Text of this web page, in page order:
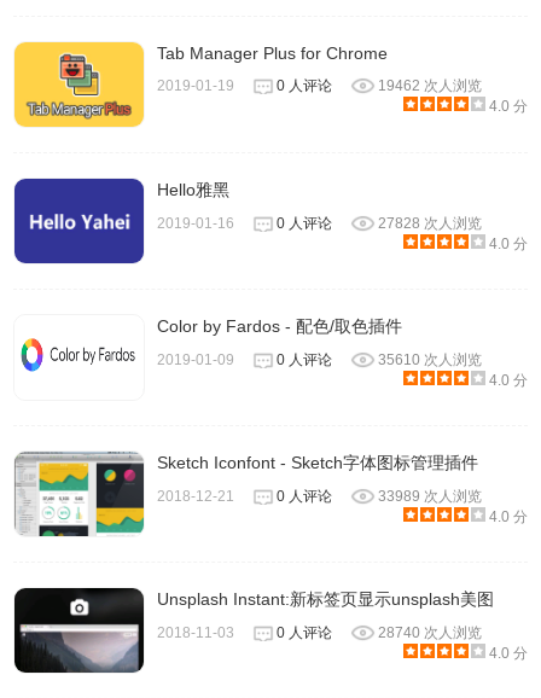
Tab Manager Plus for Chrome
2019-01-19 0 人评论
19462 次人浏览
4.0 分
Hello雅黑
2019-01-16 0 人评论
27828 次人浏览
4.0 分
Color by Fardos - 配色/取色插件
2019-01-09 0 人评论
35610 次人浏览
4.0 分
Sketch Iconfont - Sketch字体图标管理插件
2018-12-21 0 人评论
33989 次人浏览
4.0 分
Unsplash Instant:新标签页显示unsplash美图
2018-11-03 0 人评论
28740 次人浏览
4.0 分